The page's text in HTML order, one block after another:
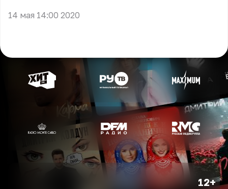
14 мая 14:00 2020
12+